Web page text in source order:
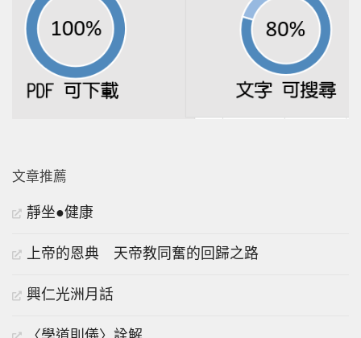
文章推薦
靜坐●健康
上帝的恩典 天帝教同奮的回歸之路
興仁光洲月話